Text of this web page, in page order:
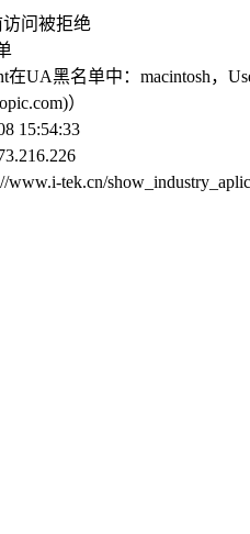
问被拒绝
UA黑名单中：macintosh，
）
15:54:33
tek.cn/